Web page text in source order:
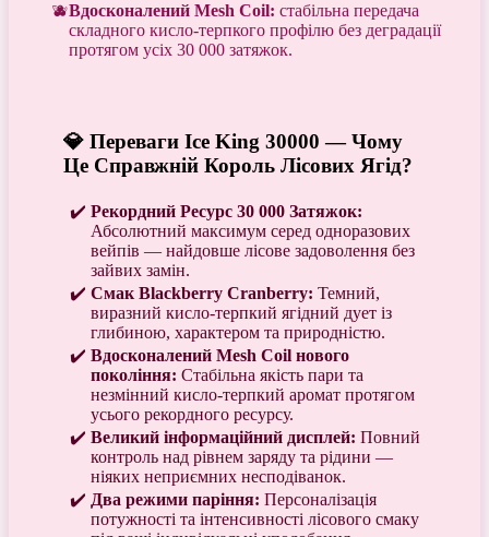
Вдосконалений Mesh Coil: стабільна передача
складного кисло-терпкого профілю без деградації
протягом усіх 30 000 затяжок.
💎 Переваги Ice King 30000 — Чому
Це Справжній Король Лісових Ягід?
Рекордний Ресурс 30 000 Затяжок:
Абсолютний максимум серед одноразових
вейпів — найдовше лісове задоволення без
зайвих замін.
Смак Blackberry Cranberry: Темний,
виразний кисло-терпкий ягідний дует із
глибиною, характером та природністю.
Вдосконалений Mesh Coil нового
покоління: Стабільна якість пари та
незмінний кисло-терпкий аромат протягом
усього рекордного ресурсу.
Великий інформаційний дисплей: Повний
контроль над рівнем заряду та рідини —
ніяких неприємних несподіванок.
Два режими паріння: Персоналізація
потужності та інтенсивності лісового смаку